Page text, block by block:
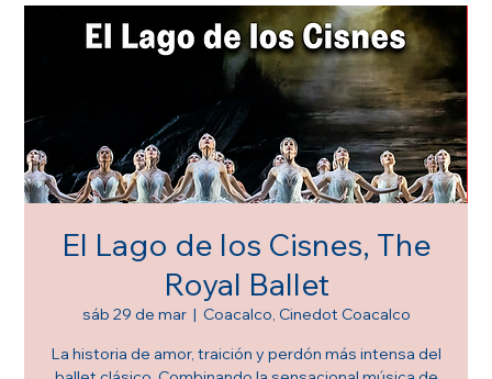
El Lago de los Cisnes, The
Royal Ballet
sáb 29 de mar
  |
Coacalco, Cinedot Coacalco
La historia de amor, traición y perdón más intensa del